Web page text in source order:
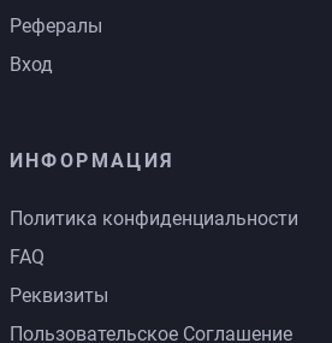
Рефералы
Вход
ИНФОРМАЦИЯ
Политика конфиденциальности
FAQ
Реквизиты
Пользовательское Соглашение